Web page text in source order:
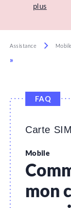
plus
Assistance
»
Carte
Mobile
mon